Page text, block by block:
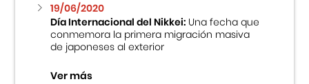
19/06/2020
Día Internacional del Nikkei:Una fecha que
conmemora la primera migración masiva
de japoneses al exterior
Ver más